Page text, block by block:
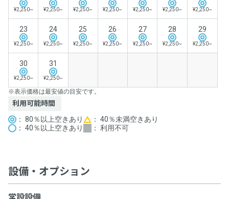
¥2,250~ ¥2,250~ ¥2,250~ ¥2,250~ ¥2,250~ ¥2,250~ ¥2,250~
23
¥2,250~
24
¥2,250~
25
¥2,250~
26
¥2,250~
27
¥2,250~
28
¥2,250~
29
¥2,250~
30
¥2,250~
31
¥2,250~
※表示価格は最安値の目安です。
利用可能時間
： 80％以上空きあり
： 40％以上空きあり
： 40％未満空きあり
： 利用不可
設備・オプション